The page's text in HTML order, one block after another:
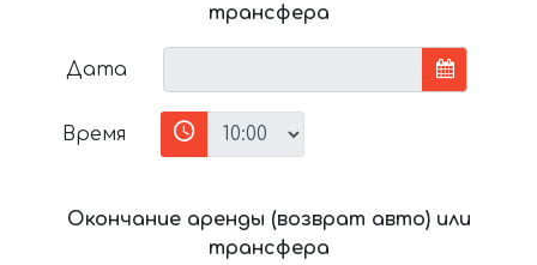
трансфера
Дата
Время
Окончание аренды (возврат авто) или
трансфера